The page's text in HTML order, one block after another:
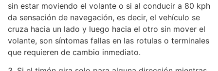
sin estar moviendo el volante o si al conducir a 80 kph
da sensación de navegación, es decir, el vehículo se
cruza hacia un lado y luego hacia el otro sin mover el
volante, son síntomas fallas en las rotulas o terminales
que requieren de cambio inmediato.